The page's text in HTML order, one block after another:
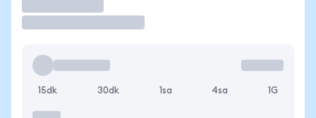
15dk 30dk 1sa 4sa 1G